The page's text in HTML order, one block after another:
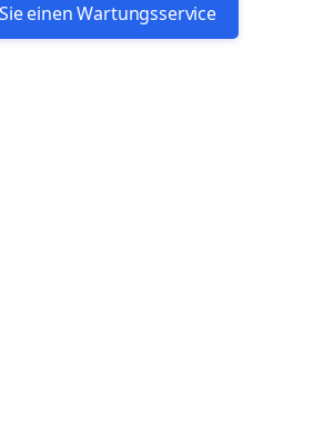
einen Wartungsservice